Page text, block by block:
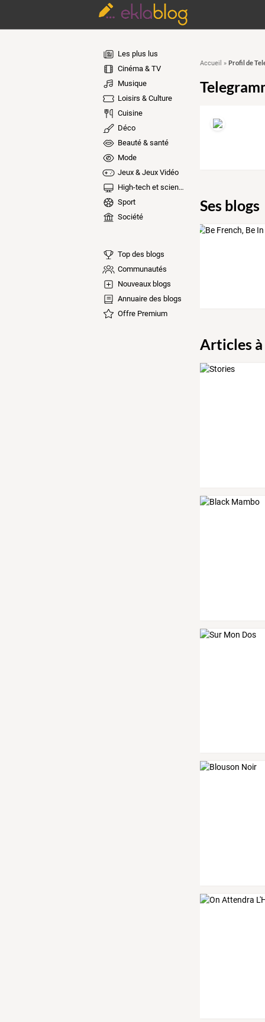
Les plus lus
Cinéma & TV
Musique
Loisirs & Culture
Cuisine
Déco
Beauté & santé
Mode
Jeux & Jeux Vidéo
High-tech et sciences
Sport
Société
Top des blogs
Communautés
Nouveaux blogs
Annuaire des blogs
Offre Premium
Accueil » Profil de
Ses blogs
Articles